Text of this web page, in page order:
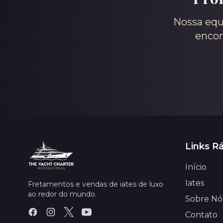
Nossa
Fretamentos e vendas de iates de luxo
ao redor do mundo.
Links
Início
Iates
Sobre
Contato